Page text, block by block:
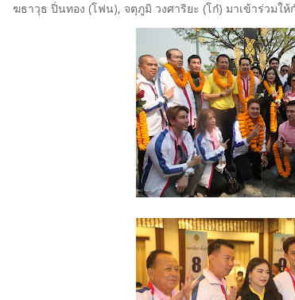
ฆธาวุธ ปิ่นทอง (โฟน), จตุภูมิ วงศาริยะ (โก๋) มาเข้าร่วมใ